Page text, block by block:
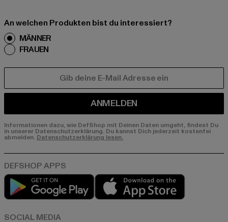
An welchen Produkten bist du interessiert?
MÄNNER
FRAUEN
ANMELDEN
Informationen dazu, wie DefShop mit Deinen Daten umgeht, findest Du
in unserer Datenschutzerklärung. Du kannst Dich jederzeit kostenfei
abmelden. Datenschutzerklärung lesen.
Play market